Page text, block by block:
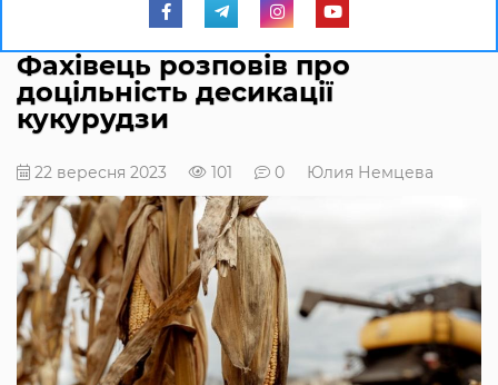
Фахівець розповів про
доцільність десикації
кукурудзи
22 вересня 2023 101 0 Юлия Немцева